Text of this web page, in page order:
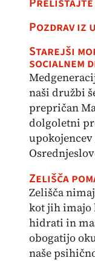
Pozdrav iz
Starejši
socialnem
naši družbi
prepričan
dolgoletni
Zelišča
Zelišča
kot jih imajo
hidrati in
obogatijo
naše